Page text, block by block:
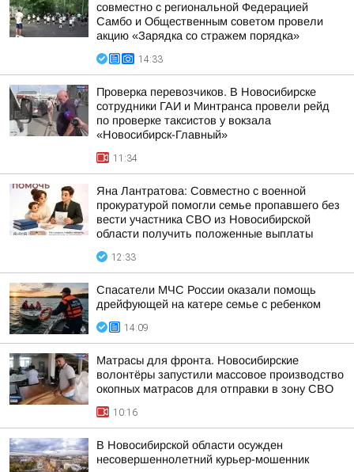
совместно с региональной Федерацией
Самбо и Общественным советом провели
акцию «Зарядка со стражем порядка»
14:33
Проверка перевозчиков. В Новосибирске
сотрудники ГАИ и Минтранса провели рейд
по проверке таксистов у вокзала
«Новосибирск-Главный»
11:34
Яна Лантратова: Совместно с военной
прокуратурой помогли семье пропавшего без
вести участника СВО из Новосибирской
области получить положенные выплаты
12:33
Спасатели МЧС России оказали помощь
дрейфующей на катере семье с ребенком
14:09
Матрасы для фронта. Новосибирские
волонтёры запустили массовое производство
окопных матрасов для отправки в зону СВО
10:16
В Новосибирской области осужден
несовершеннолетний курьер-мошенник